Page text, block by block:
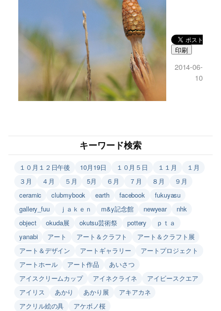
印刷
2014-06-
10
キーワード検索
１０月１２日午後 10月19日 １０月５日 １１月
１月
３月
４月 ５月 5月 ６月 ７月 ８月
９月
ceramic
clubmybook earth facebook
fukuyasu
gallery_fuu
ｊａｋｅｎ m&y記念館 newyear
nhk
object
okuda展 okutsu芸術祭 pottery
ｐｔａ
yanabi
アート アート＆クラフト
アート＆クラフト展
アート＆デザイン
アートギャラリー
アートプロジェクト
アートホール
アート作品
あいさつ
アイスクリームカップ
アイネクライネ
アイビースクエア
アイリス
あかり あかり展
アキアカネ
アクリル絵の具
アケボノ桜